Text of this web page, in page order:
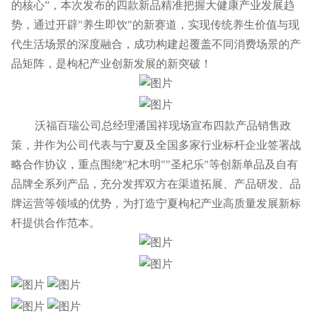
的核心”，本次发布的四款新品精准把握大健康产业发展趋
势，通过开辟"养生即饮"的新赛道，实现传统养生价值与现
代生活场景的深度融合，成功构建起覆盖不同消费场景的产
品矩阵，是枸杞产业创新发展的新突破！
沃福百瑞公司总经理潘国祥现场宣布四款产品销售政
策，并作为公司代表与宁夏及全国多家行业标杆企业签署战
略合作协议，重点围绕"杞木明""圣杞乐"等创新单品及自有
品牌全系列产品，充分发挥双方在渠道拓展、产品研发、品
牌运营等领域的优势，为打造宁夏枸杞产业高质量发展新标
杆提供合作范本。